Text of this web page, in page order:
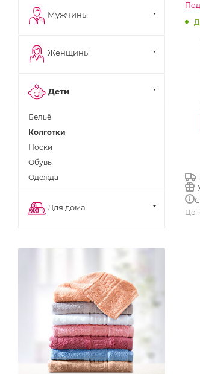
Мужчины
Женщины
Дети
Бельё
Колготки
Носки
Обувь
Одежда
Для дома